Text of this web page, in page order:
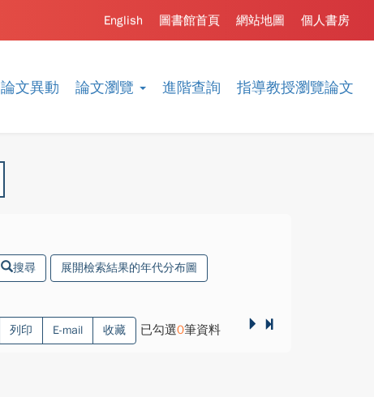
論文異動 論文瀏覽 進階查詢 指導教授瀏覽論文
個人書房
網站地圖
圖書館首頁
English
搜尋 展開檢索結果的年代分布圖
列印 E-mail 收藏 已勾選0筆資料